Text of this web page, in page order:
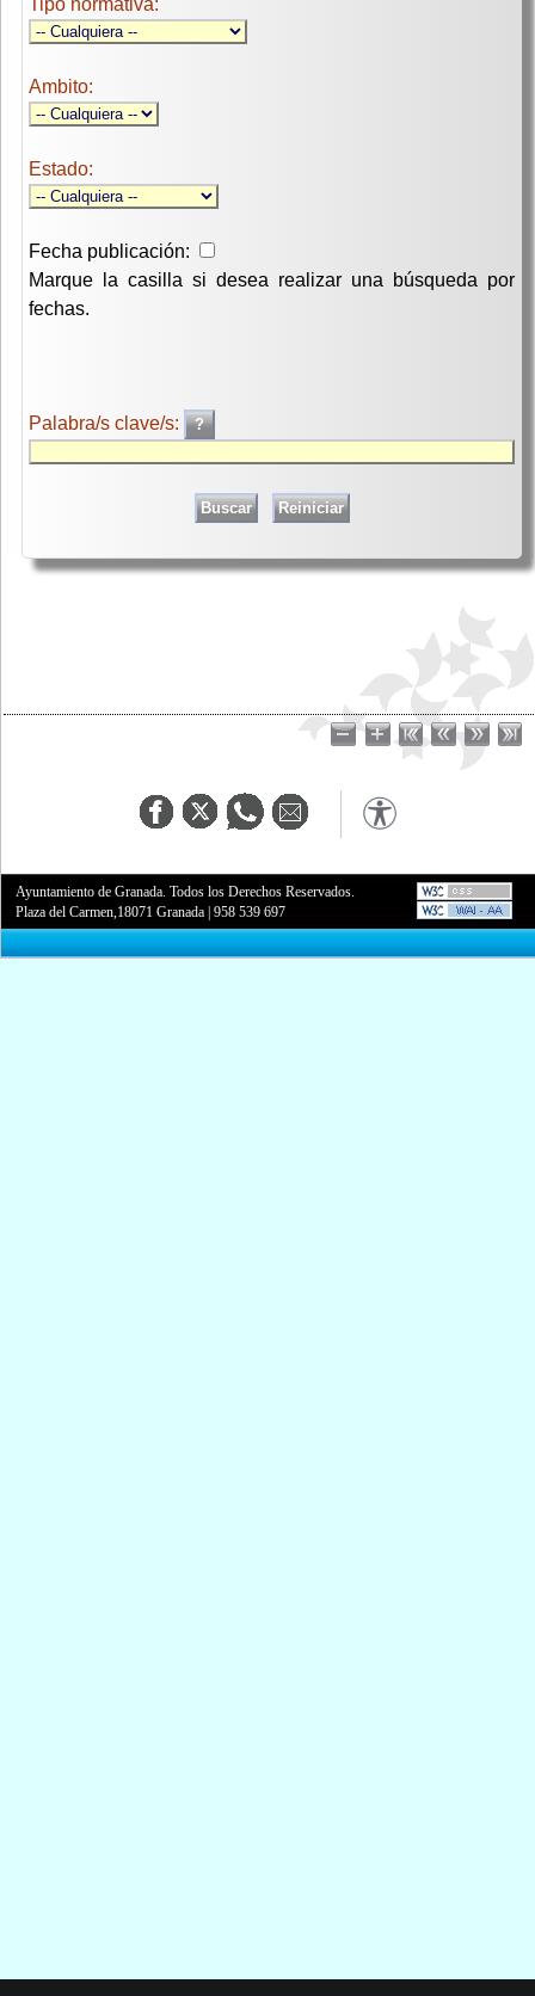
Tipo normativa:
Ambito:
Estado:
Fecha publicación:
Marque la casilla si desea realizar una búsqueda por
fechas.
Palabra/s clave/s:
Ayuntamiento de Granada. Todos los Derechos Reservados.
Plaza del Carmen,18071 Granada |958 539 697